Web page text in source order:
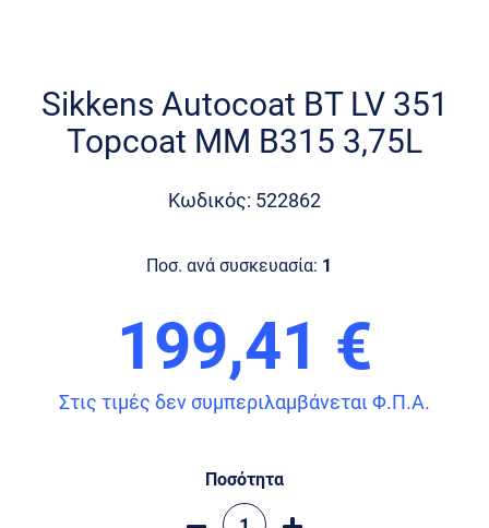
beginning
Sikkens Autocoat BT LV 351
Topcoat MM B315 3,75L
Κωδικός: 522862
Ποσ. ανά συσκευασία: 1
199,41 €
Στις τιμές δεν συμπεριλαμβάνεται Φ.Π.Α.
Ποσότητα